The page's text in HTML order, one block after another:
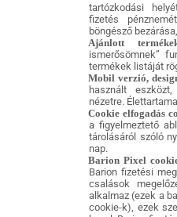
tartózkodási
fizetés
böngésző
Ajánlott
ismerősömnek”
termékek listáját
Mobil verzió,
használt
nézetre.
Cookie elfogadás
a figyelmeztető
tárolásáról szóló
nap.
Barion Pixel
Barion fizetési
csalások
alkalmaz (ezek a
cookie-k), ezek